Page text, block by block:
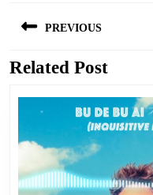
navigation
PREVIOUS
Previous
Related Post